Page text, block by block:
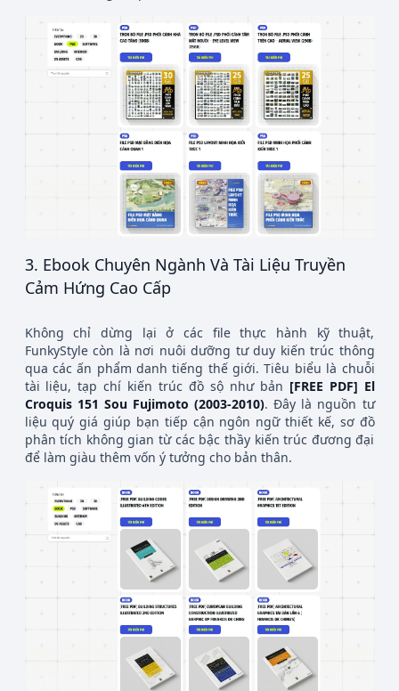
3. Ebook Chuyên Ngành Và Tài Liệu Truyền
Cảm Hứng Cao Cấp
Không chỉ dừng lại ở các file thực hành kỹ thuật,
FunkyStyle còn là nơi nuôi dưỡng tư duy kiến trúc thông
qua các ấn phẩm danh tiếng thế giới. Tiêu biểu là chuỗi
tài liệu, tạp chí kiến trúc đồ sộ như bản [FREE PDF] El
Croquis 151 Sou Fujimoto (2003-2010). Đây là nguồn tư
liệu quý giá giúp bạn tiếp cận ngôn ngữ thiết kế, sơ đồ
phân tích không gian từ các bậc thầy kiến trúc đương đại
để làm giàu thêm vốn ý tưởng cho bản thân.